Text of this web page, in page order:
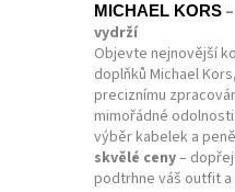
MICHAEL KORS
vydrží
Objevte nejnovější
doplňků Michael
preciznímu
mimořádné
výběr kabelek a
skvělé ceny–
podtrhne váš outfit